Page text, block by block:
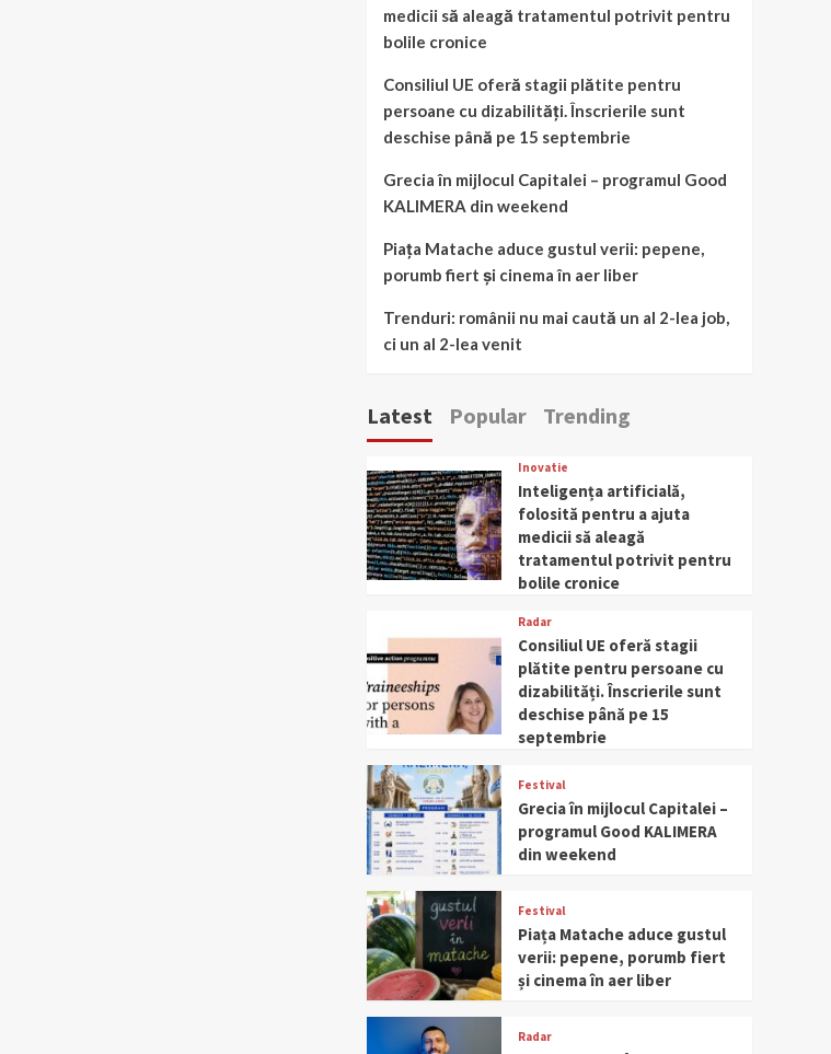
medicii să aleagă tratamentul potrivit pentru
bolile cronice
Consiliul UE oferă stagii plătite pentru
persoane cu dizabilități. Înscrierile sunt
deschise până pe 15 septembrie
Grecia în mijlocul Capitalei – programul Good
KALIMERA din weekend
Piața Matache aduce gustul verii: pepene,
porumb fiert și cinema în aer liber
Trenduri: românii nu mai caută un al 2-lea job,
ci un al 2-lea venit
Latest Popular Trending
Inovatie
Inteligența artificială,
folosită pentru a ajuta
medicii să aleagă
tratamentul potrivit pentru
bolile cronice
Radar
Consiliul UE oferă stagii
plătite pentru persoane cu
dizabilități. Înscrierile sunt
deschise până pe 15
septembrie
Festival
Grecia în mijlocul Capitalei –
programul Good KALIMERA
din weekend
Festival
Piața Matache aduce gustul
verii: pepene, porumb fiert
și cinema în aer liber
Radar